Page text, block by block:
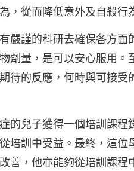
，從而降低意外及自殺行
嚴謹的科研去確保各方面
劑量，是可以安心服用。
待的反應，何時與可接受
的兒子獲得一個培訓課程
培訓中受益。最終，這位
善，他亦能夠從培訓課程